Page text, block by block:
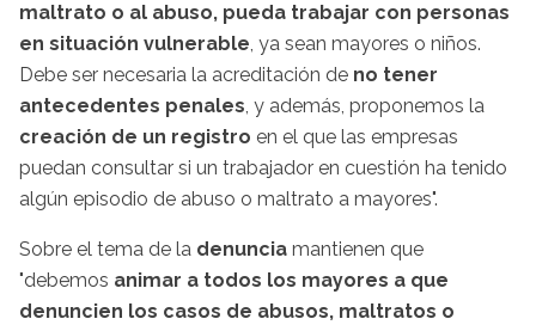
maltrato o al abuso, pueda trabajar con personas
en situación vulnerable, ya sean mayores o niños.
Debe ser necesaria la acreditación de no tener
antecedentes penales, y además, proponemos la
creación de un registro en el que las empresas
puedan consultar si un trabajador en cuestión ha tenido
algún episodio de abuso o maltrato a mayores".
Sobre el tema de la denuncia mantienen que
"debemos animar a todos los mayores a que
denuncien los casos de abusos, maltratos o